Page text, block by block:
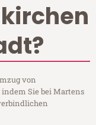
von
Sie bei Martens